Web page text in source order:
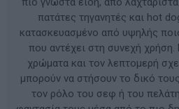
πατάτες τηγανητές και hot
κατασκευασμένο από υψηλής
που αντέχει στη συνεχή χρήση.
χρώματα και τον λεπτομερή
μπορούν να στήσουν το δικό
τον ρόλο του σεφ ή του